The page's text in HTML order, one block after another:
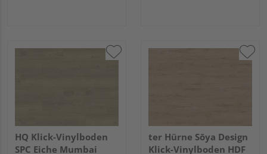
HQ Klick-Vinylboden
SPC Eiche Mumbai
ter Hürne Sōya Design
Klick-Vinylboden HDF